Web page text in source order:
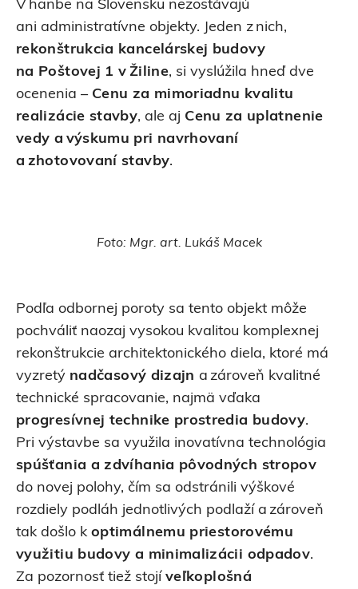
V hanbe na Slovensku nezostávajú
ani administratívne objekty. Jeden z nich,
rekonštrukcia kancelárskej budovy
na Poštovej 1 v Žiline, si vyslúžila hneď dve
ocenenia – Cenu za mimoriadnu kvalitu
realizácie stavby, ale aj Cenu za uplatnenie
vedy a výskumu pri navrhovaní
a zhotovovaní stavby.
Foto: Mgr. art. Lukáš Macek
Podľa odbornej poroty sa tento objekt môže
pochváliť naozaj vysokou kvalitou komplexnej
rekonštrukcie architektonického diela, ktoré má
vyzretý nadčasový dizajn a zároveň kvalitné
technické spracovanie, najmä vďaka
progresívnej technike prostredia budovy.
Pri výstavbe sa využila inovatívna technológia
spúšťania a zdvíhania pôvodných stropov
do novej polohy, čím sa odstránili výškové
rozdiely podláh jednotlivých podlaží a zároveň
tak došlo k optimálnemu priestorovému
využitiu budovy a minimalizácii odpadov.
Za pozornosť tiež stojí veľkoplošná